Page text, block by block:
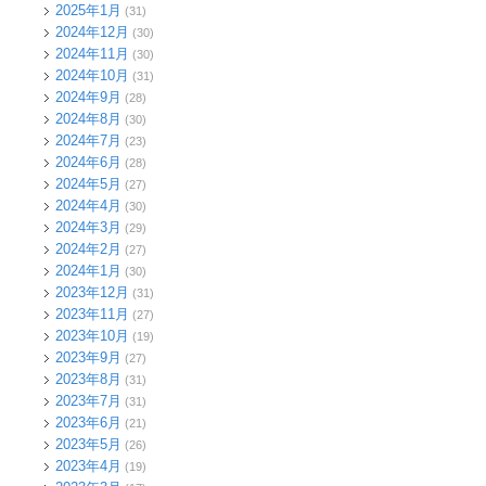
2025年1月 (31)
2024年12月 (30)
2024年11月 (30)
2024年10月 (31)
2024年9月 (28)
2024年8月 (30)
2024年7月 (23)
2024年6月 (28)
2024年5月 (27)
2024年4月 (30)
2024年3月 (29)
2024年2月 (27)
2024年1月 (30)
2023年12月 (31)
2023年11月 (27)
2023年10月 (19)
2023年9月 (27)
2023年8月 (31)
2023年7月 (31)
2023年6月 (21)
2023年5月 (26)
2023年4月 (19)